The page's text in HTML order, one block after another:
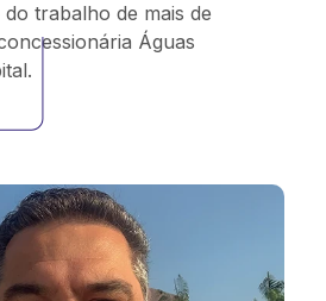
trabalho de mais de
Águas